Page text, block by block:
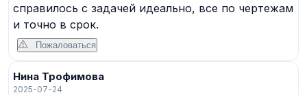
справилось с задачей идеально, все по чертежам
и точно в срок.
Пожаловаться
Нина Трофимова
2025-07-24